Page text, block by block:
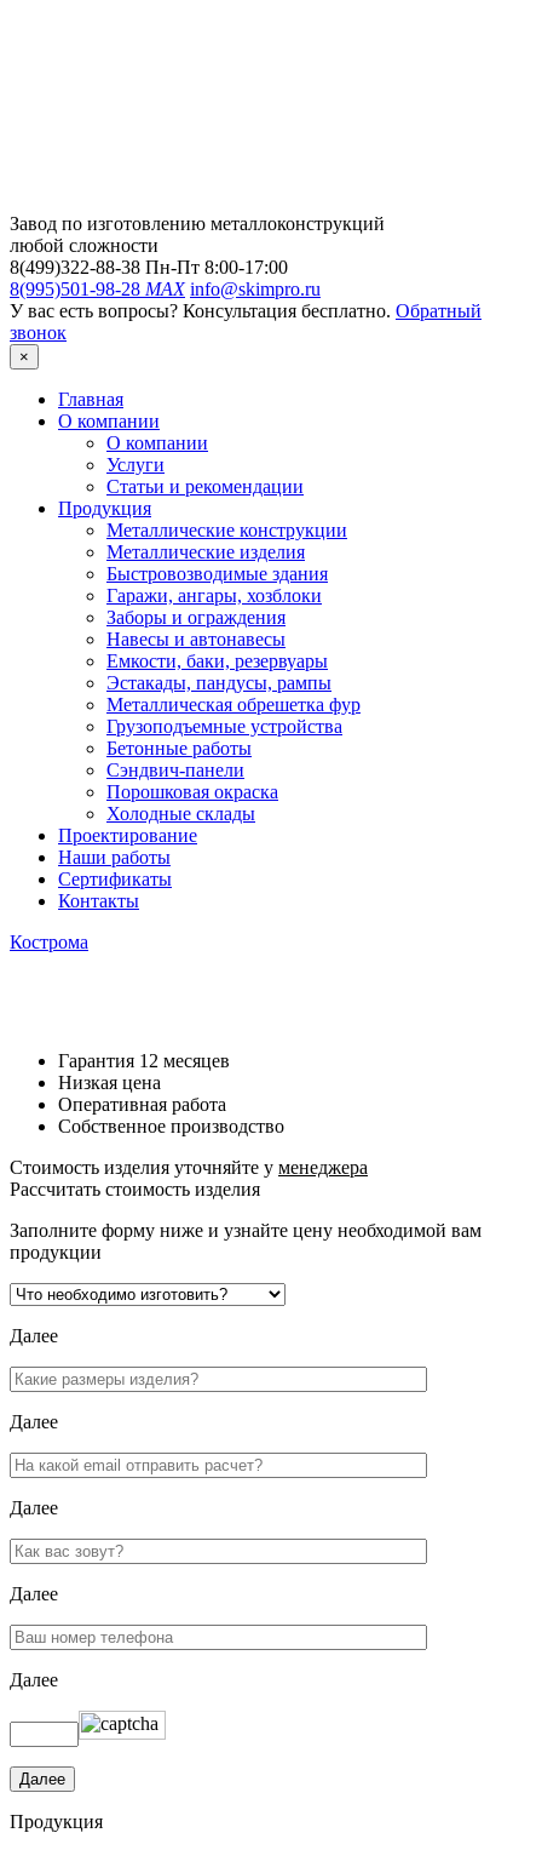
Завод по изготовлению металлоконструкций
любой сложности
8(499)322-88-38 Пн-Пт 8:00-17:00
8(995)501-98-28 MAX info@skimpro.ru
У вас есть вопросы? Консультация бесплатно. Обратный
звонок
×
Главная
О компании
О компании
Услуги
Статьи и рекомендации
Продукция
Металлические конструкции
Металлические изделия
Быстровозводимые здания
Гаражи, ангары, хозблоки
Заборы и ограждения
Навесы и автонавесы
Емкости, баки, резервуары
Эстакады, пандусы, рампы
Металлическая обрешетка фур
Грузоподъемные устройства
Бетонные работы
Сэндвич-панели
Порошковая окраска
Холодные склады
Проектирование
Наши работы
Сертификаты
Контакты
Кострома
Гарантия 12 месяцев
Низкая цена
Оперативная работа
Собственное производство
Стоимость изделия уточняйте у менеджера
Рассчитать стоимость изделия
Заполните форму ниже и узнайте цену необходимой вам
продукции
Далее
Далее
Далее
Далее
Далее
Продукция